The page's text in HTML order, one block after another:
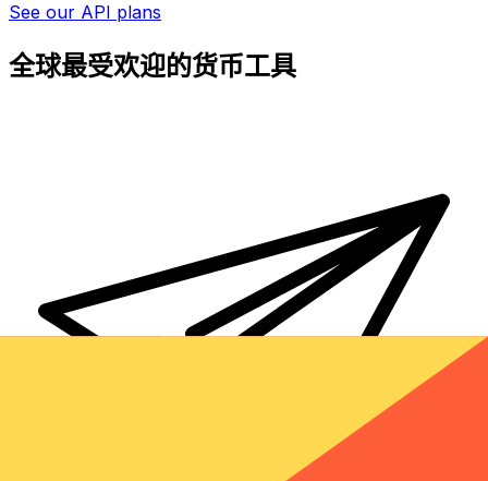
See our API plans
全球最受欢迎的货币工具